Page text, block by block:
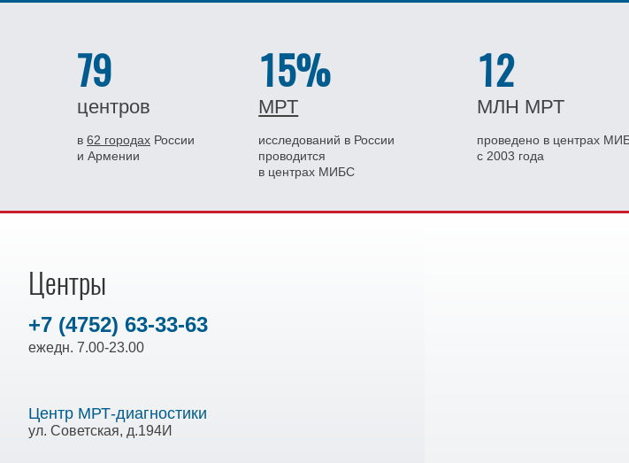
79
центров
в 62 городах России
и Армении
15%
МРТ
исследований в России
проводится
в центрах МИБС
12
МЛН МРТ
проведено в центрах
с 2003 года
Центры
+7 (4752) 63-33-63
ежедн. 7.00-23.00
Центр МРТ-диагностики
ул. Советская, д.194И